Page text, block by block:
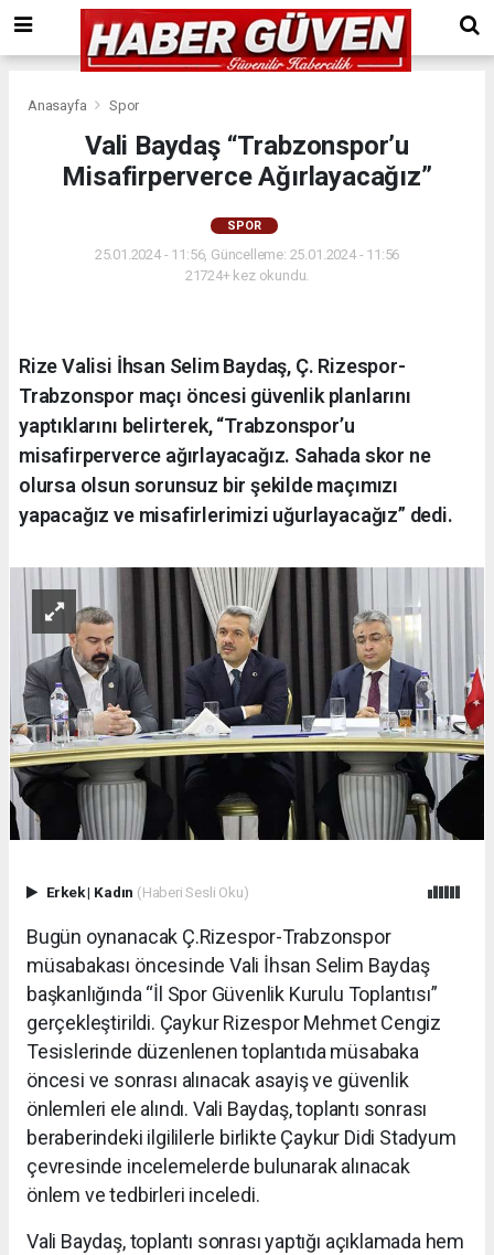
Anasayfa Spor
Vali Baydaş “Trabzonspor’u
Misafirperverce Ağırlayacağız”
SPOR
25.01.2024 - 11:56, Güncelleme: 25.01.2024 - 11:56
21724+ kez okundu.
Rize Valisi İhsan Selim Baydaş, Ç. Rizespor-
Trabzonspor maçı öncesi güvenlik planlarını
yaptıklarını belirterek, “Trabzonspor’u
misafirperverce ağırlayacağız. Sahada skor ne
olursa olsun sorunsuz bir şekilde maçımızı
yapacağız ve misafirlerimizi uğurlayacağız” dedi.
Erkek| Kadın (Haberi Sesli Oku)
Bugün oynanacak Ç.Rizespor-Trabzonspor
müsabakası öncesinde Vali İhsan Selim Baydaş
başkanlığında “İl Spor Güvenlik Kurulu Toplantısı”
gerçekleştirildi. Çaykur Rizespor Mehmet Cengiz
Tesislerinde düzenlenen toplantıda müsabaka
öncesi ve sonrası alınacak asayiş ve güvenlik
önlemleri ele alındı. Vali Baydaş, toplantı sonrası
beraberindeki ilgililerle birlikte Çaykur Didi Stadyum
çevresinde incelemelerde bulunarak alınacak
önlem ve tedbirleri inceledi.
Vali Baydaş, toplantı sonrası yaptığı açıklamada hem